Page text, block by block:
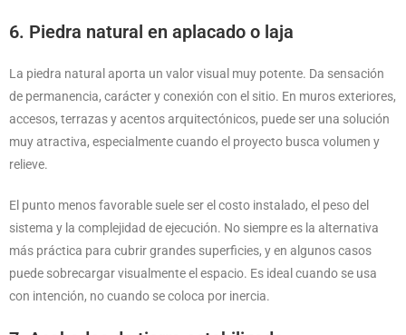
6. Piedra natural en aplacado o laja
La piedra natural aporta un valor visual muy potente. Da sensación
de permanencia, carácter y conexión con el sitio. En muros exteriores,
accesos, terrazas y acentos arquitectónicos, puede ser una solución
muy atractiva, especialmente cuando el proyecto busca volumen y
relieve.
El punto menos favorable suele ser el costo instalado, el peso del
sistema y la complejidad de ejecución. No siempre es la alternativa
más práctica para cubrir grandes superficies, y en algunos casos
puede sobrecargar visualmente el espacio. Es ideal cuando se usa
con intención, no cuando se coloca por inercia.